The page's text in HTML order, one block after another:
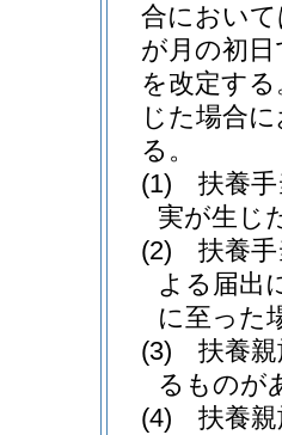
合におい
が月の初
を改定する
じた場合
る。
(1)
扶養
実が生じ
(2)
扶養
よる届出
に至った
(3)
扶養
るものが
(4)
扶養